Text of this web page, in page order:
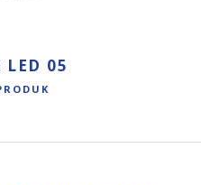
LED 05